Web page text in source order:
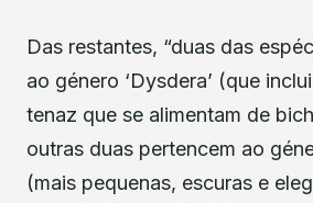
Das restantes, “duas das
ao género ‘Dysdera’ (que
tenaz que se alimentam de
outras duas pertencem ao
(mais pequenas, escuras e